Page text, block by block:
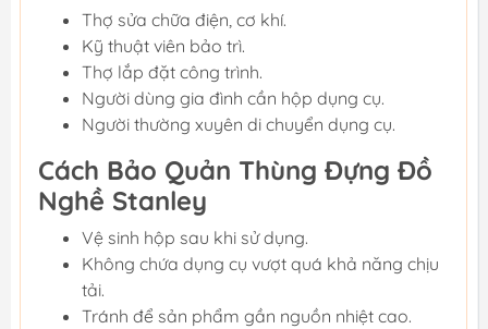
Thợ sửa chữa điện, cơ khí.
Kỹ thuật viên bảo trì.
Thợ lắp đặt công trình.
Người dùng gia đình cần hộp dụng cụ.
Người thường xuyên di chuyển dụng cụ.
Cách Bảo Quản Thùng Đựng Đồ
Nghề Stanley
Vệ sinh hộp sau khi sử dụng.
Không chứa dụng cụ vượt quá khả năng chịu
tải.
Tránh để sản phẩm gần nguồn nhiệt cao.